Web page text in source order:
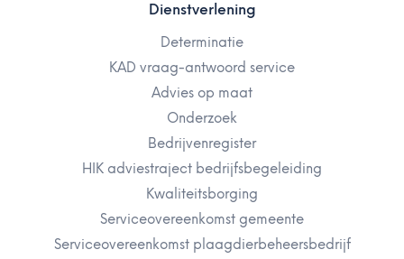
Dienstverlening
Determinatie
KAD vraag-antwoord service
Advies op maat
Onderzoek
Bedrijvenregister
HIK adviestraject bedrijfsbegeleiding
Kwaliteitsborging
Serviceovereenkomst gemeente
Serviceovereenkomst plaagdierbeheersbedrijf